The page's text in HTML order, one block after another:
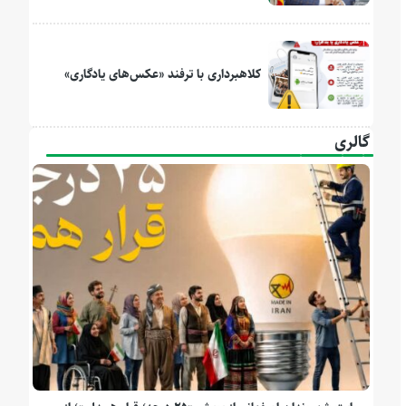
کلاهبرداری با ترفند «عکس‌های یادگاری»
گالری